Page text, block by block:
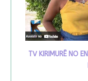
TV KIRIMURÊ NO